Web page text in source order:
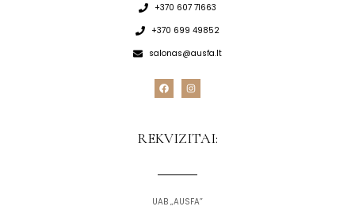
+370 607 71663
+370 699 49852
salonas@ausfa.lt
F
a
c
o
I
n
s
r
REKVIZITAI:
UAB „AUSFA”